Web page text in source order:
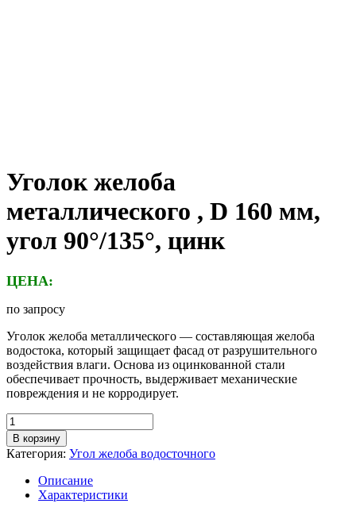
Уголок желоба
металлического , D 160 мм,
угол 90°/135°, цинк
ЦЕНА:
по запросу
Уголок желоба металлического — составляющая желоба
водостока, который защищает фасад от разрушительного
воздействия влаги. Основа из оцинкованной стали
обеспечивает прочность, выдерживает механические
повреждения и не корродирует.
Количество
товара
Уголок
желоба
металлического
В корзину
Категория: Угол желоба водосточного
Описание
Характеристики